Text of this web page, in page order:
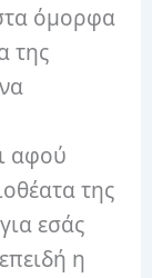
όμορφα
της
αφού
της
εσάς
η